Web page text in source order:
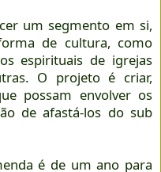
um segmento em si,
de cultura, como
espirituais de igrejas
O projeto é criar,
possam envolver os
de afastá-los do sub
é de um ano para